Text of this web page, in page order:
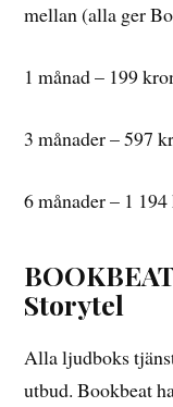
mellan (alla ger
1 månad – 199
3 månader – 597
6 månader – 1
Storytel
Alla ljudboks
utbud. Bookbeat